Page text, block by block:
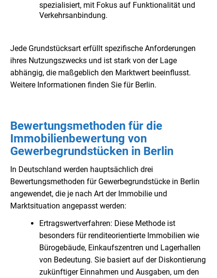
spezialisiert, mit Fokus auf Funktionalität und
Verkehrsanbindung.
Jede Grundstücksart erfüllt spezifische Anforderungen
ihres Nutzungszwecks und ist stark von der Lage
abhängig, die maßgeblich den Marktwert beeinflusst.
Weitere Informationen finden Sie für Berlin.
Bewertungsmethoden für die
Immobilienbewertung von
Gewerbegrundstücken in Berlin
In Deutschland werden hauptsächlich drei
Bewertungsmethoden für Gewerbegrundstücke in Berlin
angewendet, die je nach Art der Immobilie und
Marktsituation angepasst werden:
Ertragswertverfahren: Diese Methode ist
besonders für renditeorientierte Immobilien wie
Bürogebäude, Einkaufszentren und Lagerhallen
von Bedeutung. Sie basiert auf der Diskontierung
zukünftiger Einnahmen und Ausgaben, um den